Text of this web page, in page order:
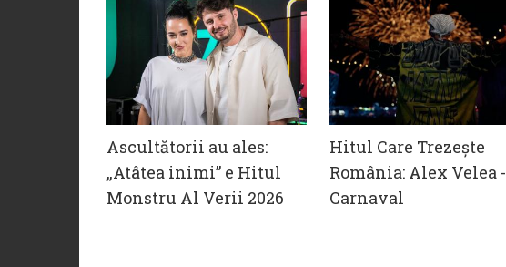
Ascultătorii au ales:
„Atâtea inimi” e Hitul
Monstru Al Verii 2026
Hitul Care Trezește
România: Alex Velea -
Carnaval